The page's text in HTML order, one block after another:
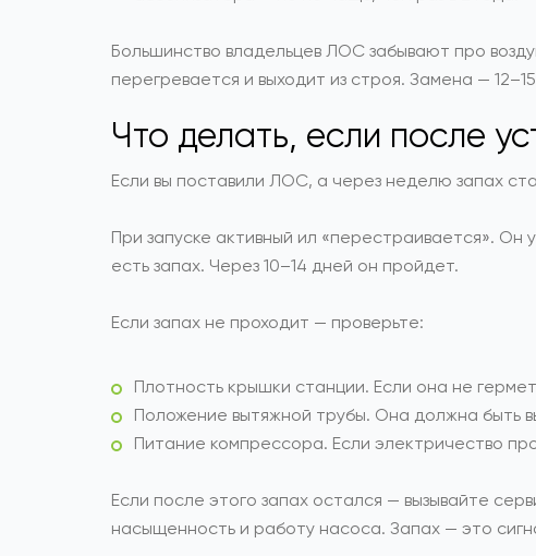
Большинство владельцев ЛОС забывают про
перегревается и выходит из строя. Замена —
Что делать, если после
Если вы поставили ЛОС, а через неделю запах
При запуске активный ил «перестраивается».
есть запах. Через 10–14 дней он пройдет.
Если запах не проходит — проверьте:
Плотность крышки станции. Если она не
Положение вытяжной трубы. Она должна быть
Питание компрессора. Если электричество
Если после этого запах остался — вызывайте
насыщенность и работу насоса. Запах — это